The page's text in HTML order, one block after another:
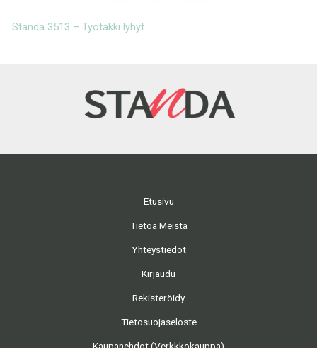
Standa 3513 – Työtakki lyhyt
Etusivu
Tietoa Meistä
Yhteystiedot
Kirjaudu
Rekisteröidy
Tietosuojaseloste